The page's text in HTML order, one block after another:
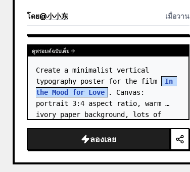
โดย@小小东 เมื่อวาน
ดูพรอมต์ฉบับเต็ม
Create a minimalist vertical
typography poster for the film
In
the Mood for Love
. Canvas:
portrait 3:4 aspect ratio, warm
ivory paper background, lots of
composition. …ลองเลย